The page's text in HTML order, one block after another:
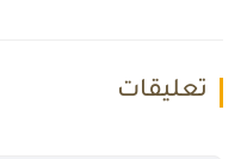
تعليقات